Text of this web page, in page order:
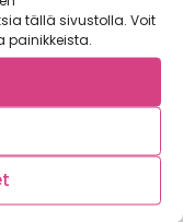
tällä sivustolla. Voit
uutiskirje